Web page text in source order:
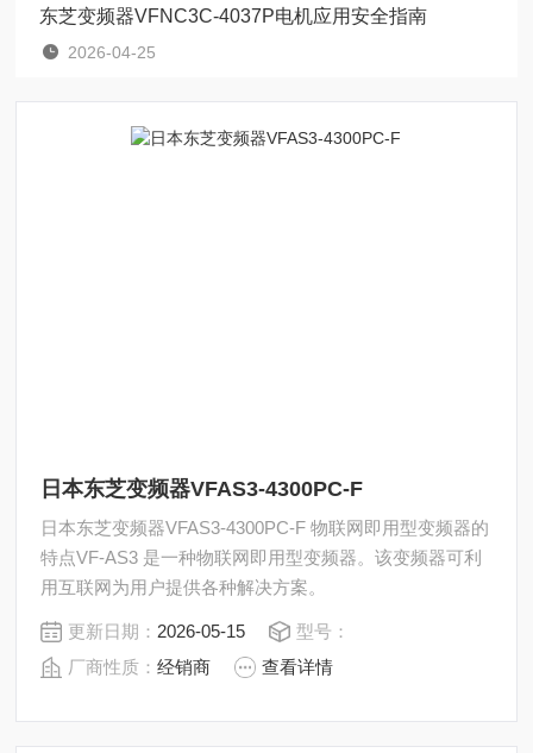
东芝变频器VFNC3C-4037P电机应用安全指南
2026-04-25
日本东芝变频器VFAS3-4300PC-F
日本东芝变频器VFAS3-4300PC-F 物联网即用型变频器的
特点VF-AS3 是一种物联网即用型变频器。该变频器可利
用互联网为用户提供各种解决方案。
更新日期： 2026-05-15
型号：
厂商性质：经销商 查看详情